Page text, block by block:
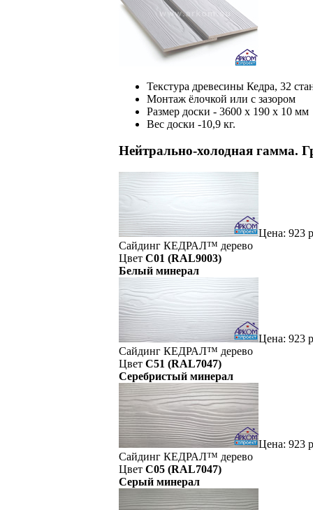
Текстура древесины Кедра, 32
Монтаж ёлочкой или с зазором
Размер доски - 3600 х 190 х 10 мм
Вес доски -10,9 кг.
Нейтрально-холодная
Цена: 923
Сайдинг КЕДРАЛ™ дерево
Цвет C01 (RAL9003)
Белый минерал
Цена: 923
Сайдинг КЕДРАЛ™ дерево
Цвет C51 (RAL7047)
Серебристый минерал
Цена: 923
Сайдинг КЕДРАЛ™ дерево
Цвет C05 (RAL7047)
Серый минерал